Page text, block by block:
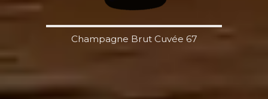
Champagne Brut Cuvée 67